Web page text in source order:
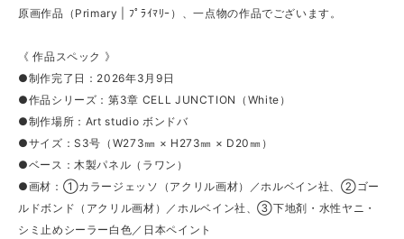
原画作品（Primary | ﾌﾟﾗｲﾏﾘｰ）、一点物の作品でございます。
《 作品スペック 》
●制作完了日：2026年3月9日
●作品シリーズ：第3章 CELL JUNCTION（White）
●制作場所：Art studio ボンドバ
●サイズ：S3号（W273㎜ × H273㎜ × D20㎜）
●ベース：木製パネル（ラワン）
●画材：①カラージェッソ（アクリル画材）／ホルベイン社、②ゴー
ルドボンド（アクリル画材）／ホルベイン社、③下地剤・水性ヤニ・
シミ止めシーラー白色／日本ペイント